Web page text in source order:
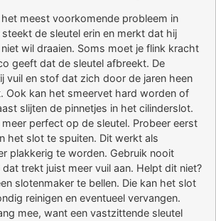
meest voorkomende probleem in
de sleutel erin en merkt dat hij
wil draaien. Soms moet je flink kracht
geeft dat de sleutel afbreekt. De
vuil en stof dat zich door de jaren heen
Ook kan het smeervet hard worden of
slijten de pinnetjes in het cilinderslot.
perfect op de sleutel. Probeer eerst
het slot te spuiten. Dit werkt als
plakkerig te worden. Gebruik nooit
trekt juist meer vuil aan. Helpt dit niet?
slotenmaker te bellen. Die kan het slot
reinigen en eventueel vervangen.
mee, want een vastzittende sleutel